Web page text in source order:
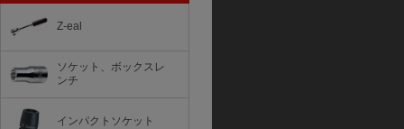
Z-eal
ソケット、ボックスレ
ンチ
インパクトソケット